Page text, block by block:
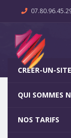
CREER-UN-
QUI SOMMES
NOS TARIFS